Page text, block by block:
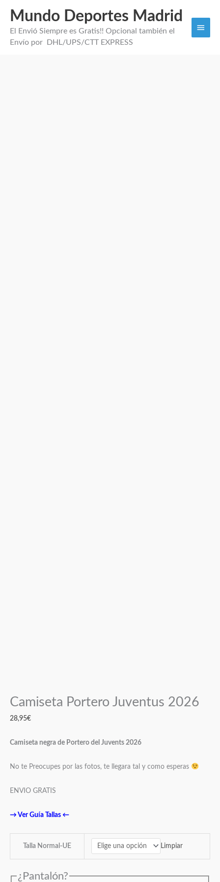
Mundo Deportes Madrid
El Envió Siempre es Gratis!! Opcional también el
Envío por DHL/UPS/CTT EXPRESS
Camiseta Portero Juventus 2026
28,95€
Camiseta negra de Portero del Juvents 2026
No te Preocupes por las fotos, te llegara tal y como esperas
ENVIO GRATIS
→Ver Guía Tallas ←
Talla Normal-UE Limpiar
¿Pantalón?